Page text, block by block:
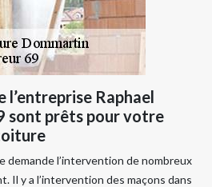
l’entreprise Raphael
sont prêts pour votre
demande l’intervention de nombreux
Il y a l’intervention des maçons dans